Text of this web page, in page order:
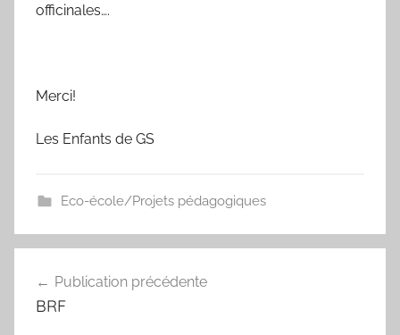
officinales….
Merci!
Les Enfants de GS
Eco-école/Projets pédagogiques
de
Publication précédente
BRF